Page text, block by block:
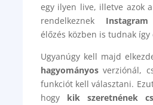
egy ilyen live, illetve azok
rendelkeznek
élőzés közben is tudnak
Ugyanúgy kell majd
hagyományos verziónál,
funkciót kell választani.
hogy kik szeretnének